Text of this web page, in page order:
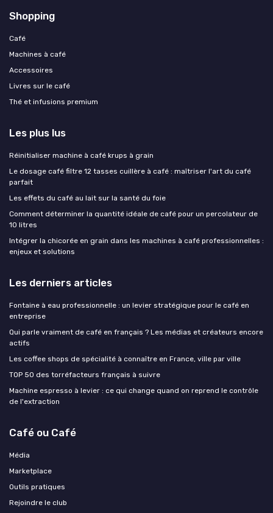
Shopping
Café
Machines à café
Accessoires
Livres sur le café
Thé et infusions premium
Les plus lus
Réinitialiser machine à café krups à grain
Le dosage café filtre 12 tasses cuillère à café : maîtriser l'art du café
parfait
Les effets du café au lait sur la santé du foie
Comment déterminer la quantité idéale de café pour un percolateur de
10 litres
Intégrer la chicorée en grain dans les machines à café professionnelles :
enjeux et solutions
Les derniers articles
Fontaine à eau professionnelle : un levier stratégique pour le café en
entreprise
Qui parle vraiment de café en français ? Les médias et créateurs encore
actifs
Les coffee shops de spécialité à connaître en France, ville par ville
TOP 50 des torréfacteurs français à suivre
Machine espresso à levier : ce qui change quand on reprend le contrôle
de l'extraction
Café ou Café
Média
Marketplace
Outils pratiques
Rejoindre le club